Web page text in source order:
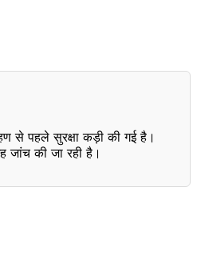
से पहले सुरक्षा कड़ी की गई है।
जांच की जा रही है।